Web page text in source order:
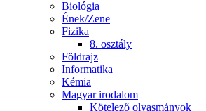
Biológia
Ének/Zene
Fizika
8. osztály
Földrajz
Informatika
Kémia
Magyar irodalom
Kötelező olvasmányok